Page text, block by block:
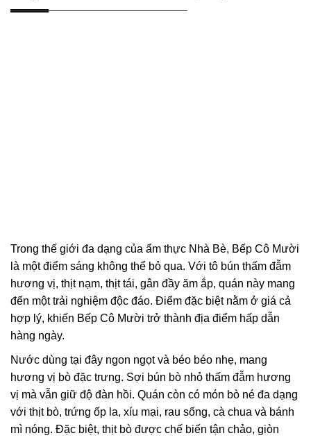
Trong thế giới đa dạng của ẩm thực Nhà Bè, Bếp Cô Mười
là một điểm sáng không thể bỏ qua. Với tô bún thấm đẫm
hương vị, thịt nạm, thịt tái, gân đầy ăm ắp, quán này mang
đến một trải nghiệm độc đáo. Điểm đặc biệt nằm ở giá cả
hợp lý, khiến Bếp Cô Mười trở thành địa điểm hấp dẫn
hàng ngày.
Nước dùng tại đây ngon ngọt và béo béo nhẹ, mang
hương vị bò đặc trưng. Sợi bún bò nhỏ thấm đẫm hương
vị mà vẫn giữ độ đàn hồi. Quán còn có món bò né đa dạng
với thịt bò, trứng ốp la, xíu mại, rau sống, cà chua và bánh
mì nóng. Đặc biệt, thịt bò được chế biến tận chảo, giòn